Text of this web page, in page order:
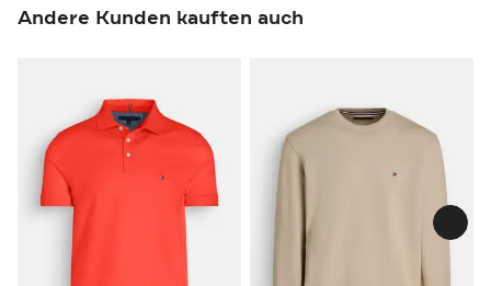
Andere Kunden kauften auch